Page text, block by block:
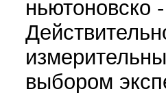
ньютоновско
выбором